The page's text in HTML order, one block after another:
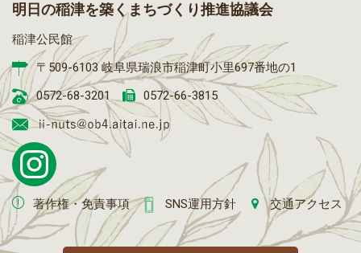
明日の稲津を築くまちづくり推進協議会
稲津公民館
〒509-6103 岐阜県瑞浪市稲津町小里697番地の1
0572-68-3201
0572-66-3815
著作権・免責事項 SNS運用方針 交通アクセス